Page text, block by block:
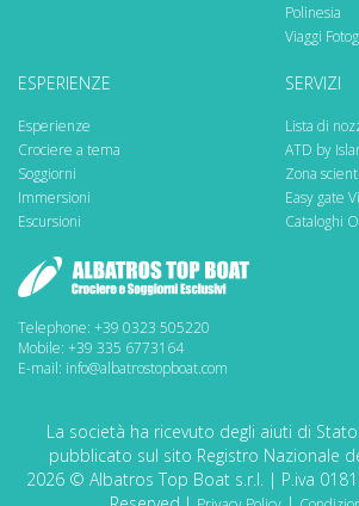
Polinesia
Viaggi
ESPERIENZE
Esperienze
Crociere a tema
Soggiorni
Immersioni
Escursioni
SERVIZI
Lista di
ATD by
Zona
Easy gate
Cataloghi
Telephone: +39 0323 505220
Mobile: +39 335 6773164
E-mail: info@albatrostopboat.com
La società ha ricevuto degli aiuti di
pubblicato sul sito Registro Nazionale
2026 © Albatros Top Boat s.r.l. | P.iva